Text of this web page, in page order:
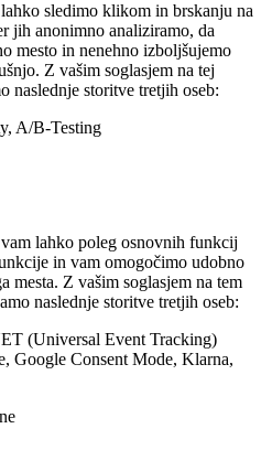
sledimo klikom in brskanju na
jih anonimno analiziramo, da
mesto in nenehno izboljšujemo
Z vašim soglasjem na tej
naslednje storitve tretjih oseb:
A/B-Testing
lahko poleg osnovnih funkcij
in vam omogočimo udobno
mesta. Z vašim soglasjem na tem
naslednje storitve tretjih oseb:
(Universal Event Tracking)
Google Consent Mode, Klarna,